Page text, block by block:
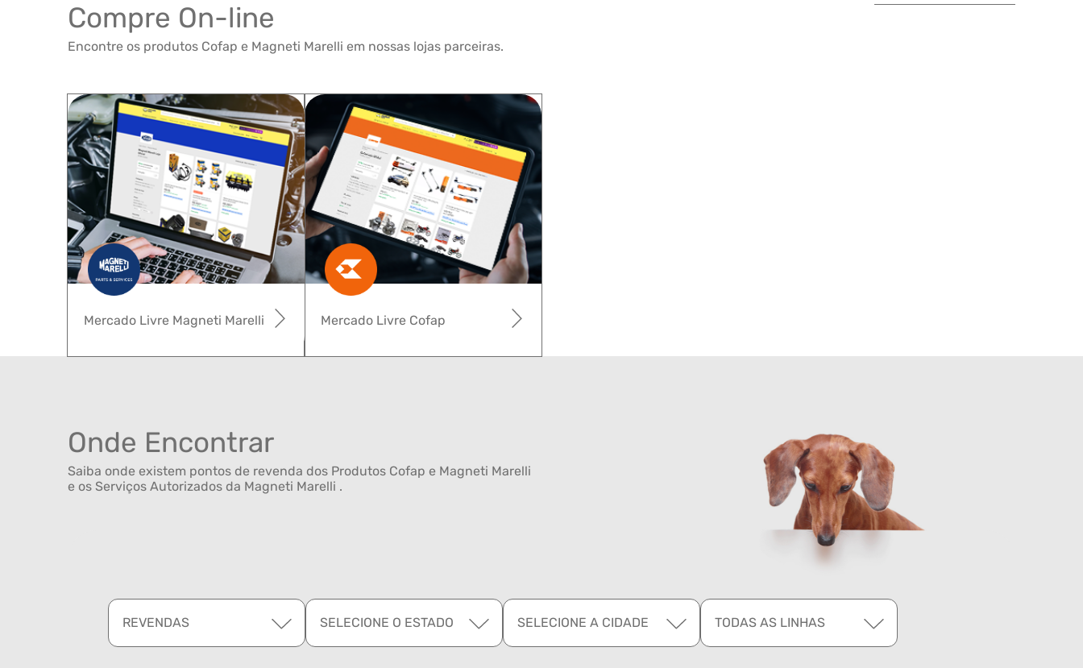
Compre On-line
Encontre os produtos Cofap e Magneti Marelli em nossas lojas parceiras.
Mercado Livre Cofap
Mercado Livre Magneti Marelli
Onde Encontrar
Saiba onde existem pontos de revenda dos Produtos Cofap e Magneti Marelli
e os Serviços Autorizados da Magneti Marelli .
REVENDAS SELECIONE O ESTADO SELECIONE A CIDADE TODAS AS LINHAS